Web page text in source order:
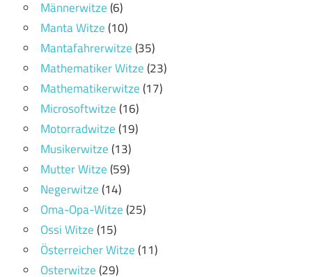
Männerwitze(6)
Manta Witze(10)
Mantafahrerwitze(35)
Mathematiker Witze(23)
Mathematikerwitze(17)
Microsoftwitze(16)
Motorradwitze(19)
Musikerwitze(13)
Mutter Witze(59)
Negerwitze(14)
Oma-Opa-Witze(25)
Ossi Witze(15)
Österreicher Witze(11)
Osterwitze(29)